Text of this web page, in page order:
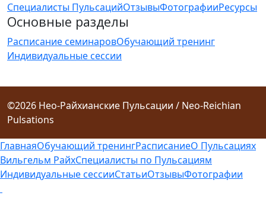
Специалисты ПульсацийОтзывыФотографииРесурсы
Основные разделы
Расписание семинаровОбучающий тренинг
Индивидуальные сессии
©2026 Нео-Райхианские Пульсации / Neo-Reichian
Pulsations
ГлавнаяОбучающий тренингРасписаниеО Пульсациях
Вильгельм РайхСпециалисты по Пульсациям
Индивидуальные сессииСтатьиОтзывыФотографии